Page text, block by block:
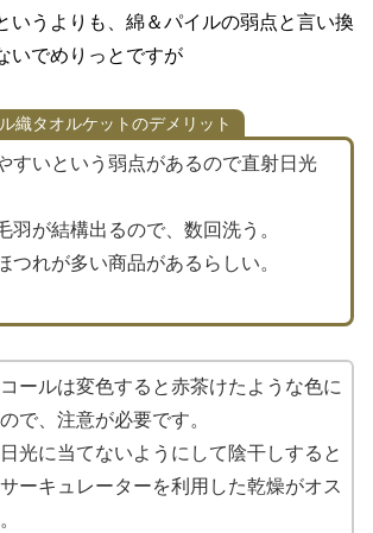
いうよりも、綿＆パイルの弱点と言い換
いでめりっとですが
織タオルケットのデメリット
すいという弱点があるので直射日光
羽が結構出るので、数回洗う。
つれが多い商品があるらしい。
ールは変色すると赤茶けたような色に
で、注意が必要です。
光に当てないようにして陰干しすると
ーキュレーターを利用した乾燥がオス